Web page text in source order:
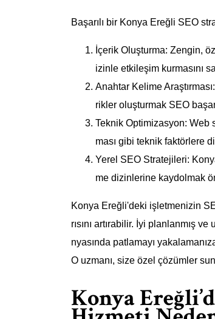
Başarılı bir Konya Ereğli SEO
İçerik Oluşturma: Zengin,
izinle etkileşim kurmasını
Anahtar Kelime
rikler oluşturmak SEO
Teknik Optimizasyon: Web
ması gibi teknik faktörlere
Yerel SEO Stratejileri:
me dizinlerine kaydolmak
Konya Ereğli'deki işletmenizin
rısını artırabilir. İyi planlanmış
nyasında patlamayı
O uzmanı, size özel çözümler
Konya